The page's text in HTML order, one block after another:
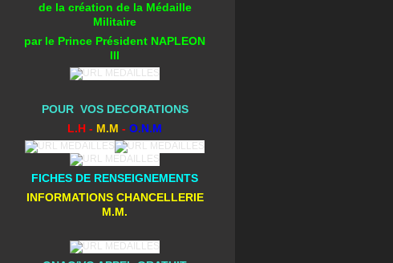
de la création de la Médaille
Militaire
par le Prince Président NAPLEON
III
POUR VOS DECORATIONS
L.H - M.M - O.N.M
FICHES DE RENSEIGNEMENTS
INFORMATIONS CHANCELLERIE
M.M.